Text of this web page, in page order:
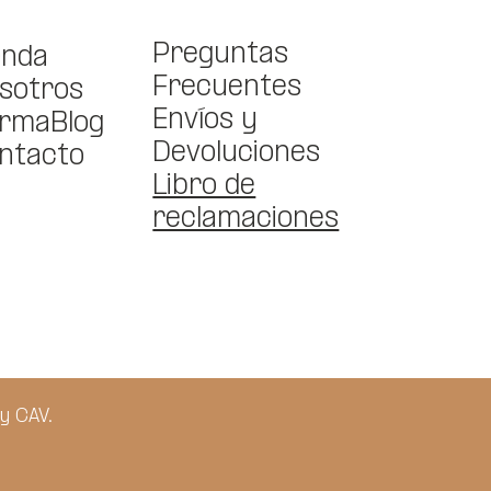
Preguntas
Frecuentes
Envíos y
Devoluciones
Libro de
reclamaciones
CAV.